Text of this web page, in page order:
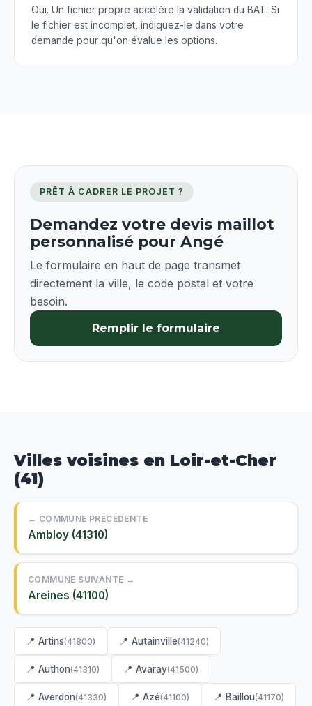
Oui. Un fichier propre accélère la validation du BAT. Si
le fichier est incomplet, indiquez-le dans votre
demande pour qu'on évalue les options.
PRÊT À CADRER LE PROJET ?
Demandez votre devis maillot
personnalisé pour Angé
Le formulaire en haut de page transmet
directement la ville, le code postal et votre
besoin.
Remplir le formulaire
Villes voisines en Loir-et-Cher
(41)
← COMMUNE PRÉCÉDENTE
Ambloy (41310)
COMMUNE SUIVANTE →
Areines (41100)
📍 Artins(41800) 📍 Autainville(41240)
📍 Authon(41310) 📍 Avaray(41500)
📍 Averdon(41330) 📍 Azé(41100) 📍 Baillou(41170)